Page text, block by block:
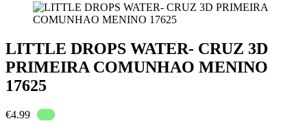
LITTLE DROPS WATER- CRUZ 3D
PRIMEIRA COMUNHAO MENINO
17625
€4.99